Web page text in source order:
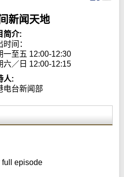
新闻天地
简介:
时间：
一至五 12:00-12:30
六／日 12:00-12:15
人:
电台新闻部
full episode